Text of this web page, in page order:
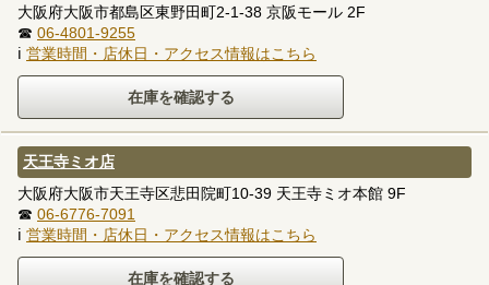
大阪府大阪市都島区東野田町2-1-38 京阪モール 2F
☎ 06-4801-9255
ℹ 営業時間・店休日・アクセス情報はこちら
天王寺ミオ店
大阪府大阪市天王寺区悲田院町10-39 天王寺ミオ本館 9F
☎ 06-6776-7091
ℹ 営業時間・店休日・アクセス情報はこちら